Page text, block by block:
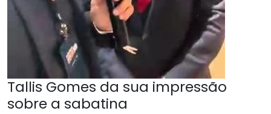
Tallis Gomes da sua impressão
sobre a sabatina